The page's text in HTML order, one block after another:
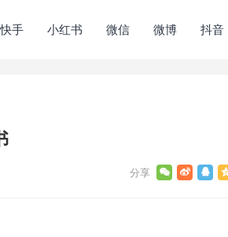
快手 小红书 微信 微博 抖音